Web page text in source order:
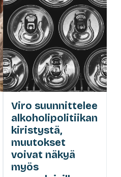
Viro suunnittelee
alkoholipolitiikan
kiristystä,
muutokset
voivat näkyä
myös